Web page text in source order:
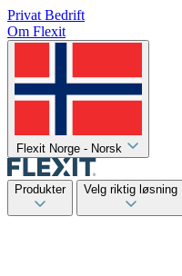
Privat Bedrift
Om Flexit
Flexit Norge - Norsk
Produkter Velg riktig løsning